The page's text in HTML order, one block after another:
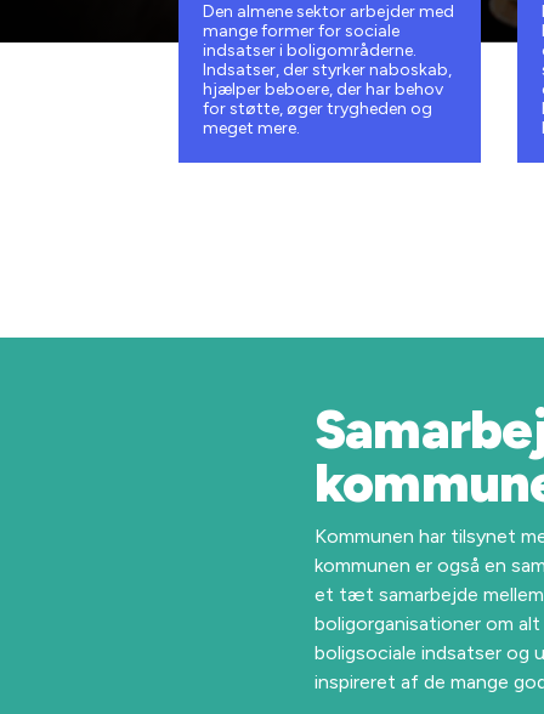
Den almene sektor arbejder med
mange former for sociale
indsatser i boligområderne.
Indsatser, der styrker naboskab,
hjælper beboere, der har behov
for støtte, øger trygheden og
meget mere.
Kommunen har tilsynet
kommunen er også en
et tæt samarbejde
boligorganisationer om
boligsociale indsatser og
inspireret af de mange